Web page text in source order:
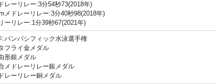
レーリレー:3分54秒73(2018年)
メドレーリレー:3分40秒98(2018年)
ーリレー:1分39秒67(2021年)
:パンパシフィック水泳選手権
フライ金メダル
形銀メダル
メドレーリレー銀メダル
レーリレー銅メダル